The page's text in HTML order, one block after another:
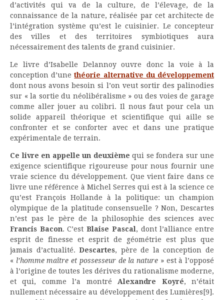
d’activités qui va de la culture, de l’élevage, de la
connaissance de la nature, réalisée par cet architecte de
l’intégration système qu’est le cuisinier. Le concepteur
des villes et des territoires symbiotiques aura
nécessairement des talents de grand cuisinier.
Le livre d’Isabelle Delannoy ouvre donc la voie à la
conception d’unethéorie alternative du développement
dont nous avons besoin si l’on veut sortir des palinodies
sur « la sortie du néolibéralisme » ou des voies de garage
comme aller jouer au colibri. Il nous faut pour cela un
solide appareil théorique et scientifique qui aille se
confronter et se conforter avec et dans une pratique
expérimentale de terrain.
Ce livre en appelle un deuxième qui se fondera sur une
exigence scientifique rigoureuse pour nous fournir une
vraie science du développement. Que vient faire dans ce
livre une référence à Michel Serres qui est à la science ce
qu’est François Hollande à la politique: un champion
olympique de la platitude consensuelle ? Non, Descartes
n’est pas le père de la philosophie des sciences avec
Francis Bacon. C’estBlaise Pascal , dont l’alliance entre
esprit de finesse et esprit de géométrie est plus que
jamais d’actualité.Descartes, père de la conception de
« l’homme maître et possesseur de la nature » est à l’opposé
à l’origine de toutes les dérives du rationalisme moderne,
et qui, comme l’a montré Alexandre Koyré, n’était
nullement nécessaire au développement des Lumières [9].